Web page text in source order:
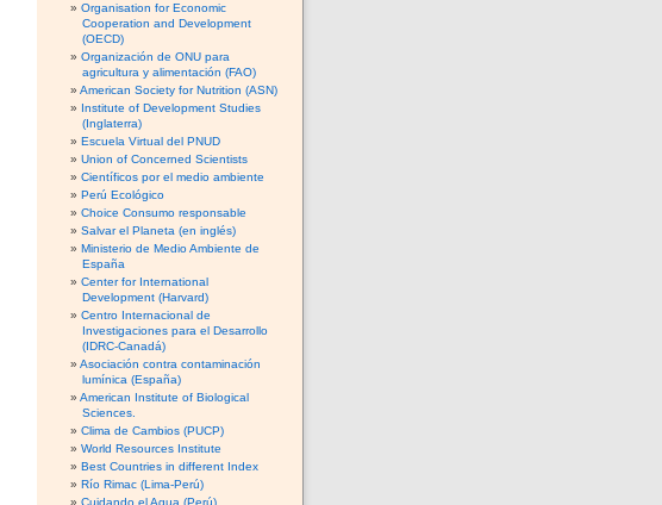
Organisation for Economic
Cooperation and Development
(OECD)
Organización de ONU para
agricultura y alimentación (FAO)
American Society for Nutrition (ASN)
Institute of Development Studies
(Inglaterra)
Escuela Virtual del PNUD
Union of Concerned Scientists
Científicos por el medio ambiente
Perú Ecológico
Choice Consumo responsable
Salvar el Planeta (en inglés)
Ministerio de Medio Ambiente de
España
Center for International
Development (Harvard)
Centro Internacional de
Investigaciones para el Desarrollo
(IDRC-Canadá)
Asociación contra contaminación
lumínica (España)
American Institute of Biological
Sciences.
Clima de Cambios (PUCP)
World Resources Institute
Best Countries in different Index
Río Rimac (Lima-Perú)
Cuidando el Agua (Perú)